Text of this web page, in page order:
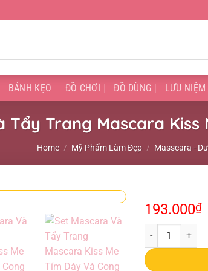
BÁNH KẸO ĐỒ CHƠI ĐỒ DÙNG LƯU NIỆM
Tẩy Trang Mascara Kiss
Home / Mỹ Phẩm Làm Đẹp / Masscara -
193.000₫
Set Mascara